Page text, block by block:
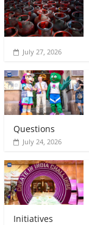
July 27, 2026
Questions
July 24, 2026
Initiatives